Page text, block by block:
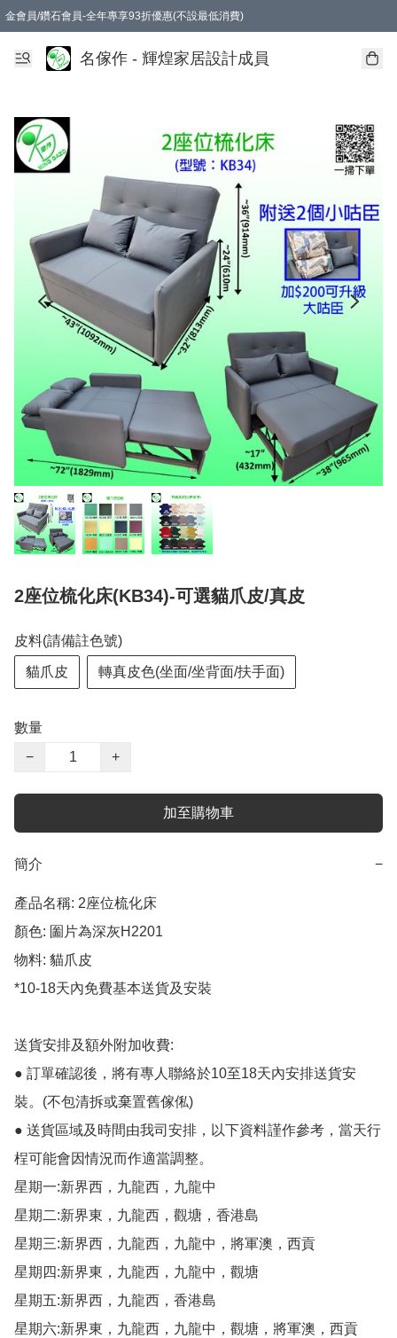
金會員/鑽石會員-全年專享93折優惠(不設最低消費)
名傢作 - 輝煌家居設計成員
2座位梳化床(KB34)-可選貓爪皮/真皮
皮料(請備註色號)
貓爪皮 轉真皮色(坐面/坐背面/扶手面)
數量
−
+
加至購物車
簡介 −
產品名稱: 2座位梳化床
顏色: 圗片為深灰H2201
物料: 貓爪皮
*10-18天內免費基本送貨及安裝
送貨安排及額外附加收費:
● 訂單確認後，將有專人聯絡於10至18天內安排送貨安
裝。(不包清拆或棄置舊傢俬)
● 送貨區域及時間由我司安排，以下資料謹作參考，當天行
桯可能會因情況而作適當調整。
星期一:新界西，九龍西，九龍中
星期二:新界東，九龍西，觀塘，香港島
星期三:新界西，九龍西，九龍中，將軍澳，西貢
星期四:新界東，九龍西，九龍中，觀塘
星期五:新界西，九龍西，香港島
星期六:新界東，九龍西，九龍中，觀塘，將軍澳，西貢